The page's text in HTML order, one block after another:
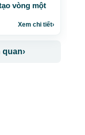
vòng một
Xem chi tiết›
quan›